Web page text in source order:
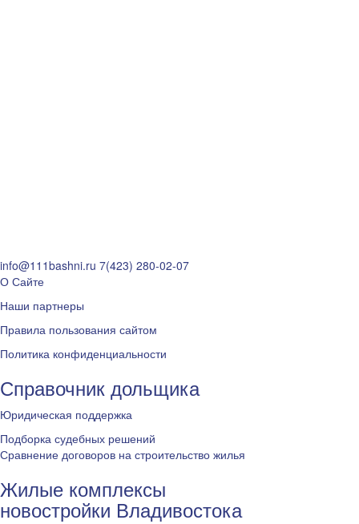
info@111bashni.ru 7(423) 280-02-07
О Сайте
Наши партнеры
Правила пользования сайтом
Политика конфиденциальности
Справочник дольщика
Юридическая поддержка
Подборка судебных решений
Сравнение договоров на строительство жилья
Жилые комплексы
новостройки Владивостока